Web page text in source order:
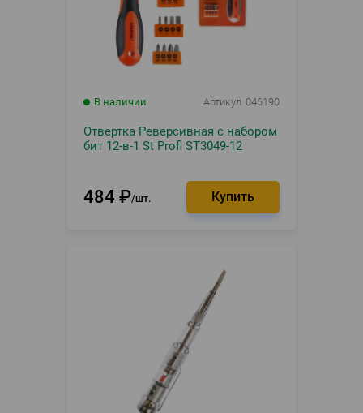
В наличии Артикул 046190
Отвертка Pеверсивная с набором
бит 12-в-1 St Profi ST3049-12
484 ₽ шт.